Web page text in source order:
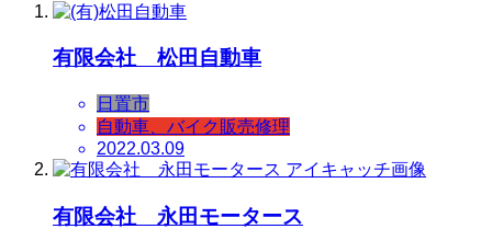
有限会社 松田自動車
日置市
自動車、バイク販売修理
2022.03.09
有限会社 永田モータース